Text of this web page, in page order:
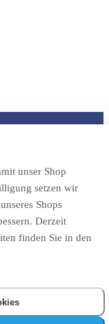
unser Shop
setzen wir
Shops
Derzeit
finden Sie in den